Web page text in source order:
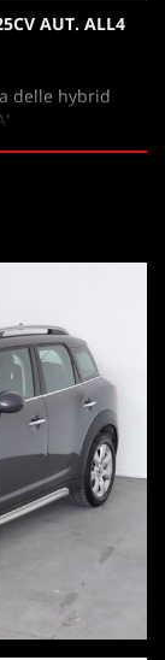
AUT. ALL4
delle hybrid
( per i primi
TURBO 4
modello nella
7.50
e
certificata
20.000 km o 1
di propulsione
valida